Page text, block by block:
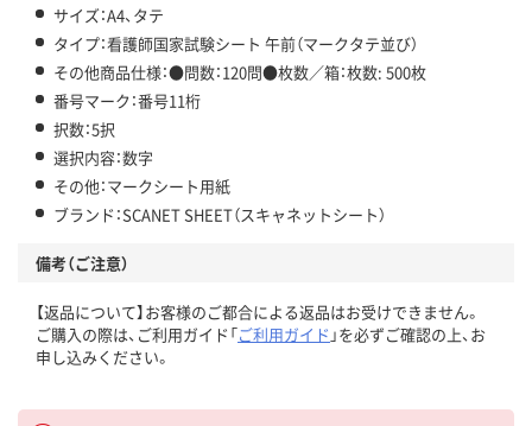
サイズ：A4、タテ
タイプ：看護師国家試験シート 午前（マークタテ並び）
その他商品仕様：●問数：120問●枚数／箱：枚数: 500枚
番号マーク：番号11桁
択数：5択
選択内容：数字
その他：マークシート用紙
ブランド：SCANET SHEET（スキャネットシート）
備考（ご注意）
【返品について】お客様のご都合による返品はお受けできません。
ご購入の際は、ご利用ガイド「ご利用ガイド 」を必ずご確認の上、お
申し込みください。